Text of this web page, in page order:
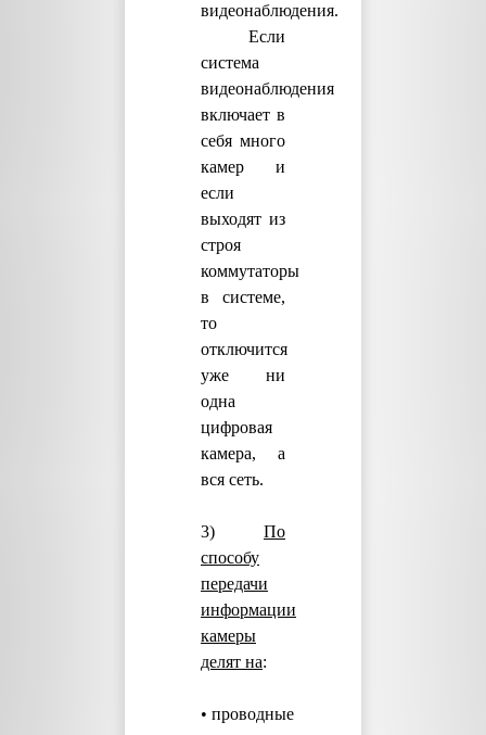
видеонаблюдения.
Если
система
видеонаблюдения
включает в
себя много
камер и
если
выходят из
строя
коммутаторы
в системе,
то
отключится
уже ни
одна
цифровая
камера, а
вся сеть.
3)
По
способу
передачи
информации
камеры
делят на:
• проводные